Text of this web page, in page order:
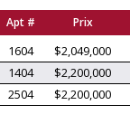
Apt # Prix
1604 $2,049,000
1404
$2,200,000
2504
$2,200,000